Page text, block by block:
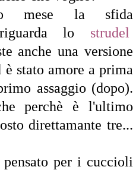
mese la sfida
lo strudel
anche una versione
stato amore a prima
assaggio (dopo).
perchè è l'ultimo
direttamante tre...
per i cuccioli